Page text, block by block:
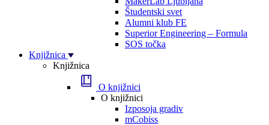
Študentski svet
Alumni klub FE
Superior Engineering – Formula
SOS točka
Knjižnica
Knjižnica
O knjižnici
O knjižnici
Izposoja gradiv
mCobiss